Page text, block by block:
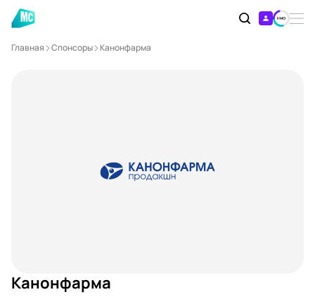
Главная Спонсоры Канонфарма
Канонфарма